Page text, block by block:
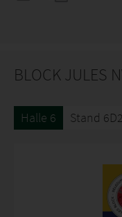
BLOCK JULES
Halle 6 Stand